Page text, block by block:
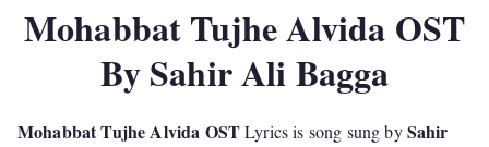
Mohabbat Tujhe Alvida OST
By Sahir Ali Bagga
Mohabbat Tujhe Alvida OSTLyrics is song sung bySahir